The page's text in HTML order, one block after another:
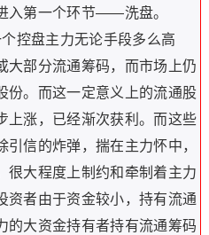
入第一个环节——洗盘。
控盘主力无论手段多么高
大部分流通筹码，而市场上仍
份。而这一定意义上的流通股
上涨，已经渐次获利。而这些
信的炸弹，揣在主力怀中，
很大程度上制约和牵制着主力
资者由于资金较小，持有流通
的大资金持有者持有流通筹码